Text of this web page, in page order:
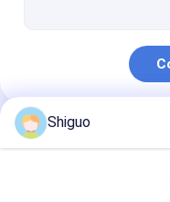
Accouplement de
Emballage de PTFE
Bande de garniture
Tissu enduit de
Nos Catégories
Shiguo